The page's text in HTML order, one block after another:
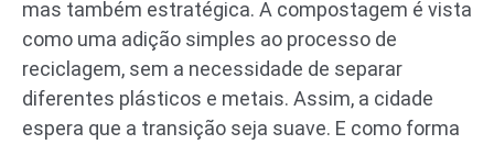
mas também estratégica. A compostagem é vista
como uma adição simples ao processo de
reciclagem, sem a necessidade de separar
diferentes plásticos e metais. Assim, a cidade
espera que a transição seja suave. E como forma